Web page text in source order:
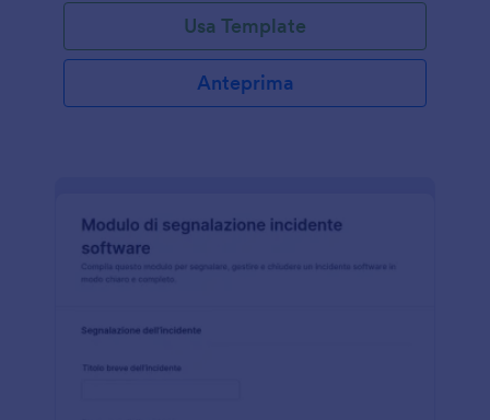
Usa Template
Anteprima